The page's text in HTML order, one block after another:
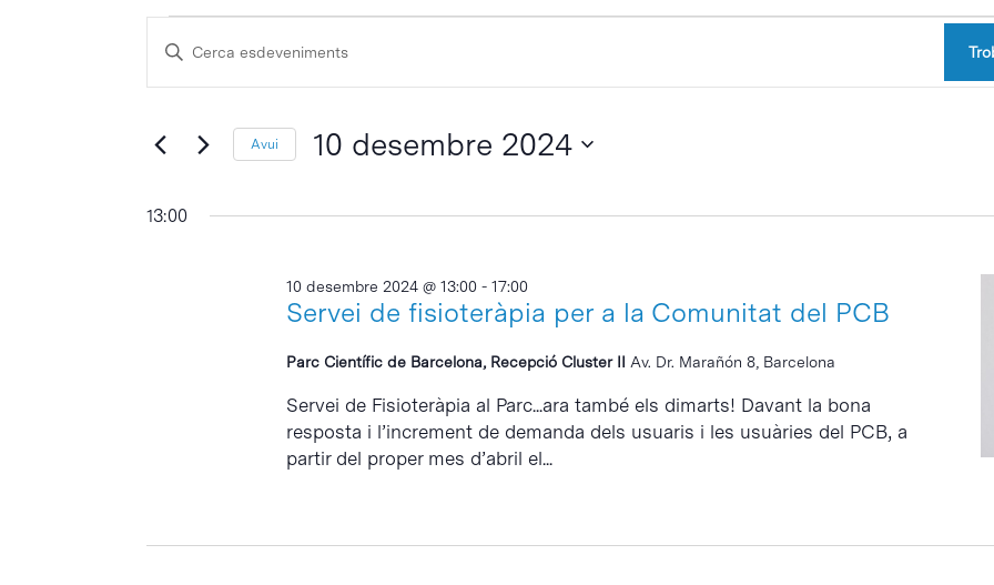
Esdeveniments
del
10
desembre
2024
Navegació
visual
cerca
Escriu
Avui 10 desembre 2024
13:00
Servei de fisioteràpia per a la Comunitat del PCB
10 desembre 2024 @ 13:00- 17:00
Parc Científic de Barcelona, Recepció Cluster II Av. Dr. Marañón 8, Barcelona
Servei de Fisioteràpia al Parc...ara també els dimarts! Davant la bona
resposta i l’increment de demanda dels usuaris i les usuàries del PCB, a
partir del proper mes d’abril el...